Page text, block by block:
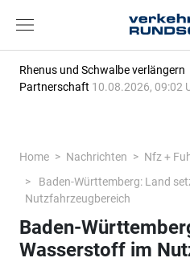
Rhenus und Schwalbe verlängern
Partnerschaft 10.08.2026, 09:02
Home Nachrichten
Nfz +
Baden-Württemberg: Land
Nutzfahrzeugbereich
Baden-
Wasserstoff im